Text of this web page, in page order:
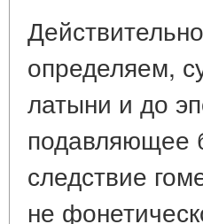
определяем,
латыни и до
подавляющее
следствие
не